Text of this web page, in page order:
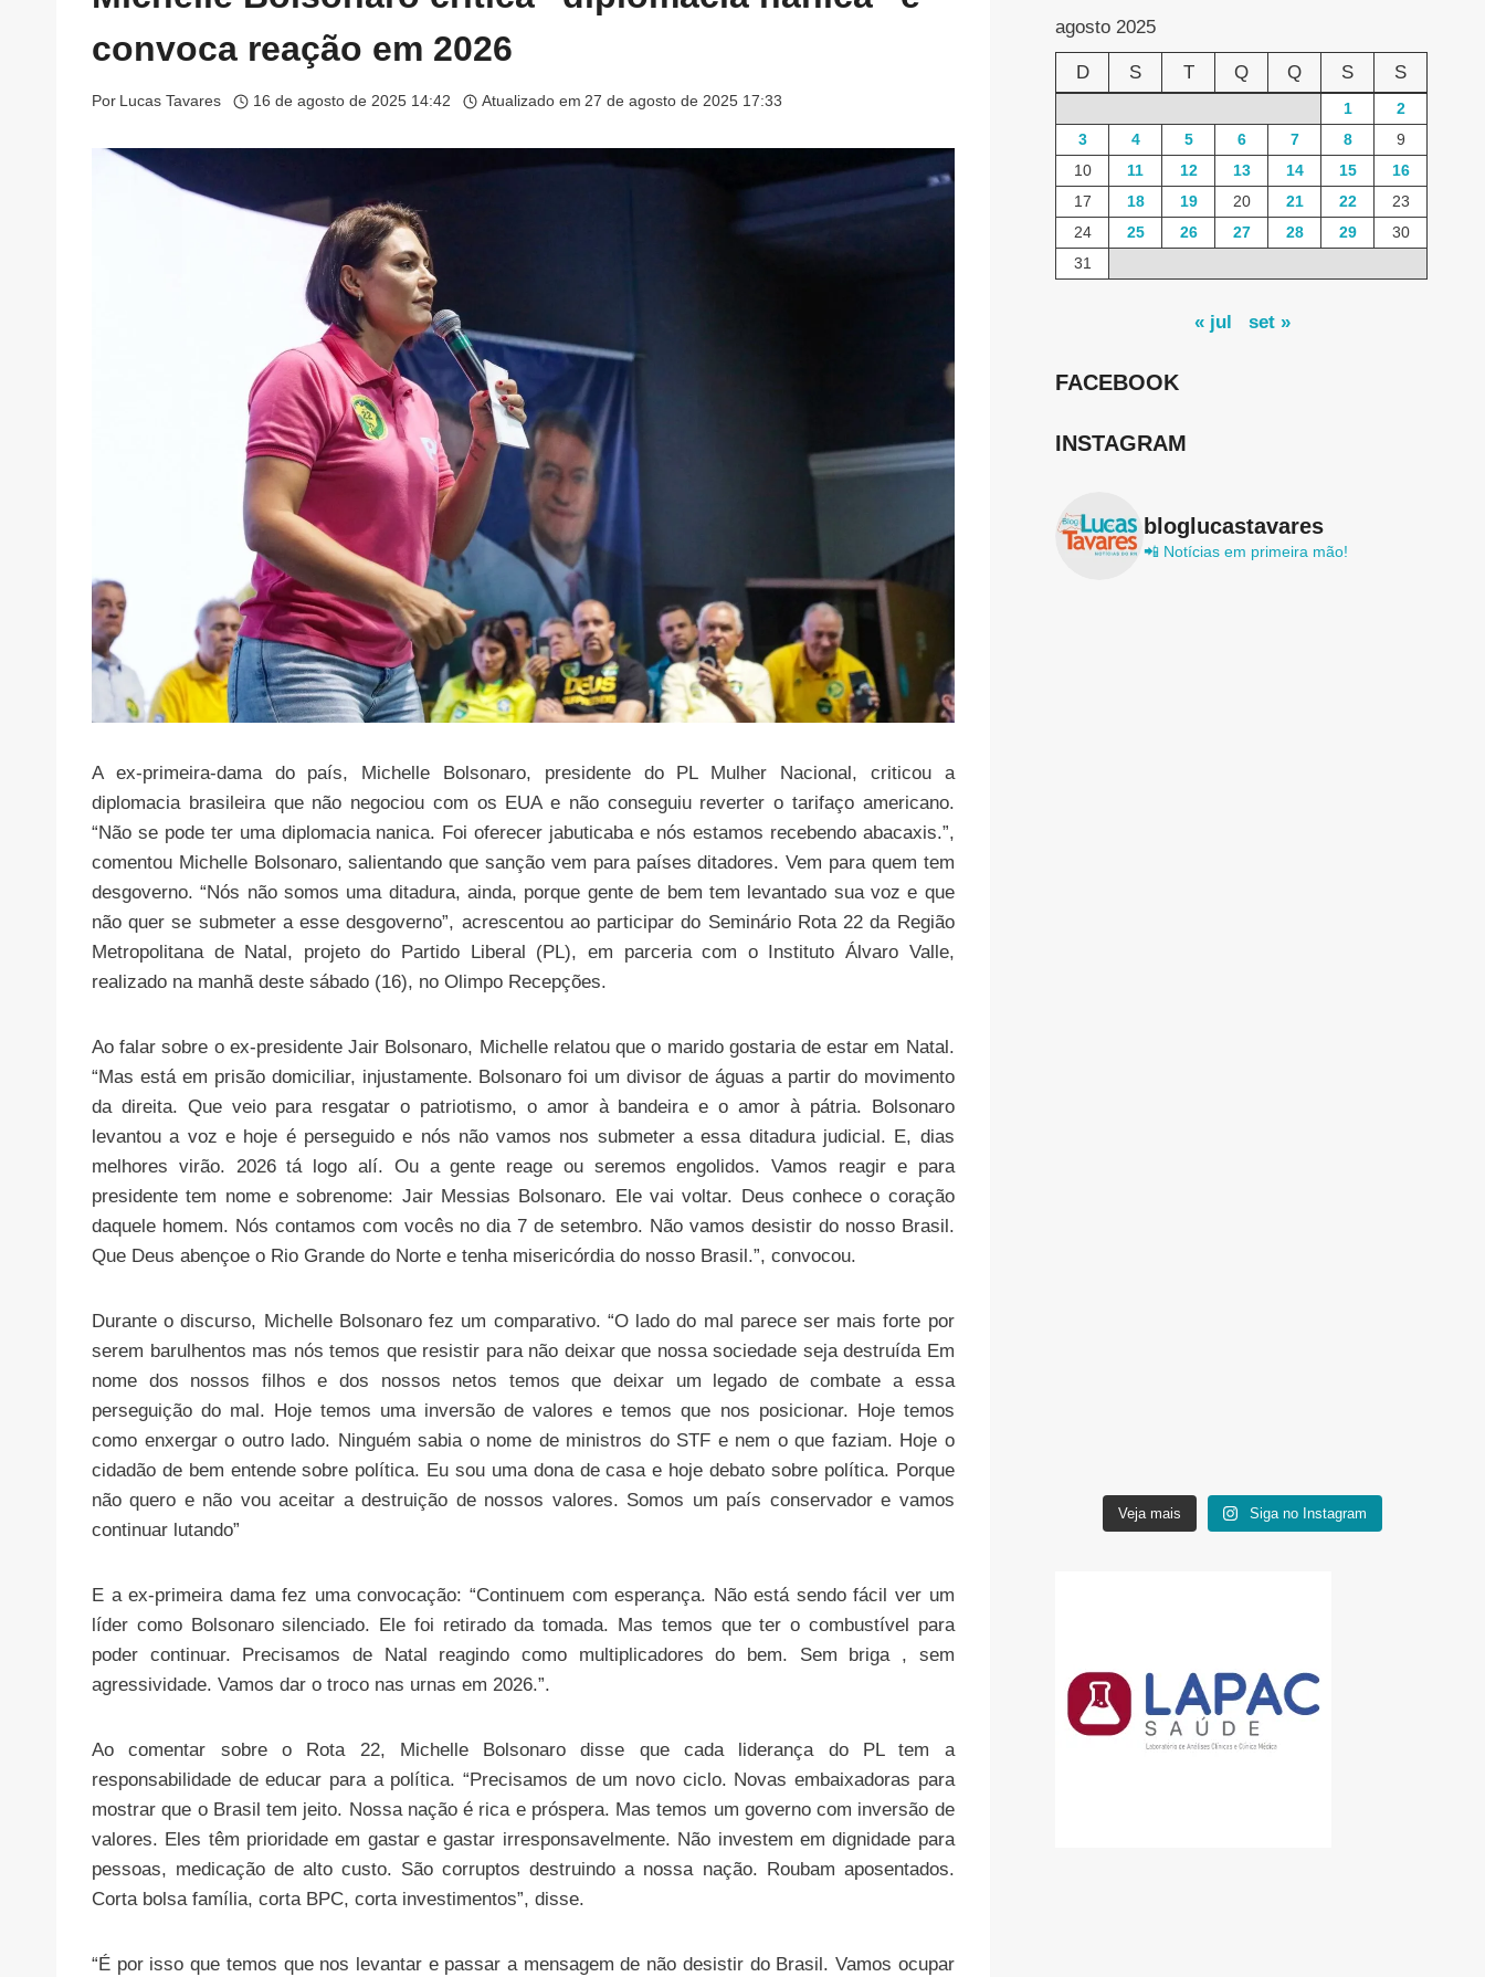
convoca reação em 2026
Por Lucas Tavares 16 de agosto de 2025 14:42 Atualizado em 27 de agosto de 2025 17:33
A ex-primeira-dama do país, Michelle Bolsonaro, presidente do PL Mulher Nacional, criticou a
diplomacia brasileira que não negociou com os EUA e não conseguiu reverter o tarifaço americano.
“Não se pode ter uma diplomacia nanica. Foi oferecer jabuticaba e nós estamos recebendo abacaxis.”,
comentou Michelle Bolsonaro, salientando que sanção vem para países ditadores. Vem para quem tem
desgoverno. “Nós não somos uma ditadura, ainda, porque gente de bem tem levantado sua voz e que
não quer se submeter a esse desgoverno”, acrescentou ao participar do Seminário Rota 22 da Região
Metropolitana de Natal, projeto do Partido Liberal (PL), em parceria com o Instituto Álvaro Valle,
realizado na manhã deste sábado (16), no Olimpo Recepções.
Ao falar sobre o ex-presidente Jair Bolsonaro, Michelle relatou que o marido gostaria de estar em Natal.
“Mas está em prisão domiciliar, injustamente. Bolsonaro foi um divisor de águas a partir do movimento
da direita. Que veio para resgatar o patriotismo, o amor à bandeira e o amor à pátria. Bolsonaro
levantou a voz e hoje é perseguido e nós não vamos nos submeter a essa ditadura judicial. E, dias
melhores virão. 2026 tá logo alí. Ou a gente reage ou seremos engolidos. Vamos reagir e para
presidente tem nome e sobrenome: Jair Messias Bolsonaro. Ele vai voltar. Deus conhece o coração
daquele homem. Nós contamos com vocês no dia 7 de setembro. Não vamos desistir do nosso Brasil.
Que Deus abençoe o Rio Grande do Norte e tenha misericórdia do nosso Brasil.”, convocou.
Durante o discurso, Michelle Bolsonaro fez um comparativo. “O lado do mal parece ser mais forte por
serem barulhentos mas nós temos que resistir para não deixar que nossa sociedade seja destruída Em
nome dos nossos filhos e dos nossos netos temos que deixar um legado de combate a essa
perseguição do mal. Hoje temos uma inversão de valores e temos que nos posicionar. Hoje temos
como enxergar o outro lado. Ninguém sabia o nome de ministros do STF e nem o que faziam. Hoje o
cidadão de bem entende sobre política. Eu sou uma dona de casa e hoje debato sobre política. Porque
não quero e não vou aceitar a destruição de nossos valores. Somos um país conservador e vamos
continuar lutando”
E a ex-primeira dama fez uma convocação: “Continuem com esperança. Não está sendo fácil ver um
líder como Bolsonaro silenciado. Ele foi retirado da tomada. Mas temos que ter o combustível para
poder continuar. Precisamos de Natal reagindo como multiplicadores do bem. Sem briga , sem
agressividade. Vamos dar o troco nas urnas em 2026.”.
Ao comentar sobre o Rota 22, Michelle Bolsonaro disse que cada liderança do PL tem a
responsabilidade de educar para a política. “Precisamos de um novo ciclo. Novas embaixadoras para
mostrar que o Brasil tem jeito. Nossa nação é rica e próspera. Mas temos um governo com inversão de
valores. Eles têm prioridade em gastar e gastar irresponsavelmente. Não investem em dignidade para
pessoas, medicação de alto custo. São corruptos destruindo a nossa nação. Roubam aposentados.
Corta bolsa família, corta BPC, corta investimentos”, disse.
“É por isso que temos que nos levantar e passar a mensagem de não desistir do Brasil. Vamos ocupar
agosto 2025
D S T Q Q S S
1
2
3
4 5 6 7 8
9
10
11 12 13 14 15
16
17
18 19 20 21 22
23
24
25 26 27 28 29
30
31
« jul set »
FACEBOOK
INSTAGRAM
bloglucastavares
📲 Notícias em primeira mão!
Veja mais Siga no Instagram